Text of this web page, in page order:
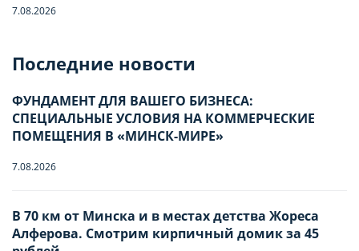
7.08.2026
Последние новости
ФУНДАМЕНТ ДЛЯ ВАШЕГО БИЗНЕСА:
СПЕЦИАЛЬНЫЕ УСЛОВИЯ НА КОММЕРЧЕСКИЕ
ПОМЕЩЕНИЯ В «МИНСК-МИРЕ»
7.08.2026
В 70 км от Минска и в местах детства Жореса
Алферова. Смотрим кирпичный домик за 45
Бронирование квартиры
Отправьте запрос, чтобы забронировать
Количество гостей
Взрослые - 0 +
НАСТРОЙТЕ ПАРАМЕТРЫ
НАСТРОЙТЕ ПАРАМЕТРЫ